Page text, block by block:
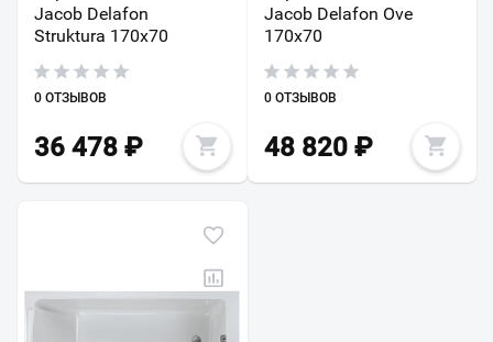
Jacob Delafon
Struktura 170x70
0 ОТЗЫВОВ
36 478 ₽
Jacob Delafon Ove
170x70
0 ОТЗЫВОВ
48 820₽